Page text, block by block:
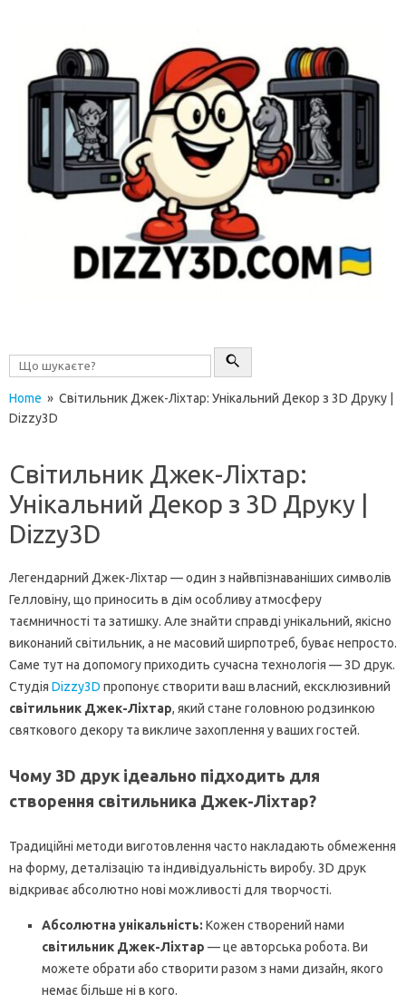
Home » Світильник Джек-Ліхтар: Унікальний Декор з 3D Друку |
Dizzy3D
Світильник Джек-Ліхтар:
Унікальний Декор з 3D Друку |
Dizzy3D
Легендарний Джек-Ліхтар — один з найвпізнаваніших символів
Гелловіну, що приносить в дім особливу атмосферу
таємничності та затишку. Але знайти справді унікальний, якісно
виконаний світильник, а не масовий ширпотреб, буває непросто.
Саме тут на допомогу приходить сучасна технологія — 3D друк.
Студія Dizzy3D пропонує створити ваш власний, ексклюзивний
світильник Джек-Ліхтар, який стане головною родзинкою
святкового декору та викличе захоплення у ваших гостей.
Чому 3D друк ідеально підходить для
створення світильника Джек-Ліхтар?
Традиційні методи виготовлення часто накладають обмеження
на форму, деталізацію та індивідуальність виробу. 3D друк
відкриває абсолютно нові можливості для творчості.
Абсолютна унікальність: Кожен створений нами
світильник Джек-Ліхтар — це авторська робота. Ви
можете обрати або створити разом з нами дизайн, якого
немає більше ні в кого.